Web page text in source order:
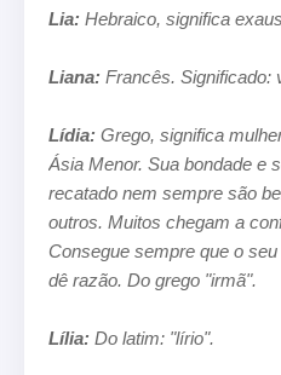
Lia: Hebraico, significa
Liana: Francês. Significado:
Lídia: Grego, significa
Ásia Menor. Sua bondade e
recatado nem sempre são
outros. Muitos chegam a
Consegue sempre que o
dê razão. Do grego "irmã".
Lília: Do latim: "lírio".